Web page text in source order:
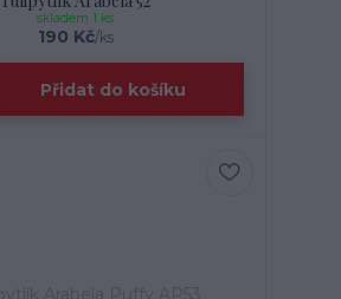
190 Kč/ks
skladem 1 ks
Přidat do košíku